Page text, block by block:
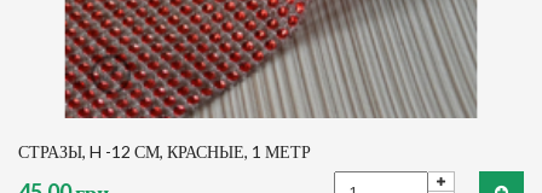
СТРАЗЫ, H -12 СМ, КРАСНЫЕ, 1 МЕТР